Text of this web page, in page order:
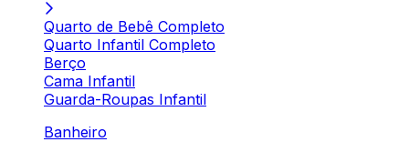
Quarto de Bebê Completo
Quarto Infantil Completo
Berço
Cama Infantil
Guarda-Roupas Infantil
Banheiro